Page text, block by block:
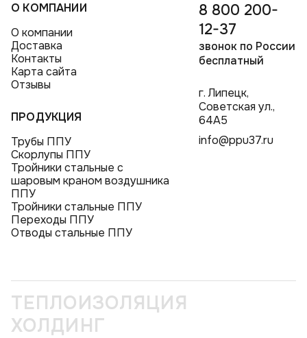
О КОМПАНИИ
О компании
Доставка
Контакты
Карта сайта
Отзывы
ПРОДУКЦИЯ
Трубы ППУ
Скорлупы ППУ
Тройники стальные с
шаровым краном воздушника
ППУ
Тройники стальные ППУ
Переходы ППУ
Отводы стальные ППУ
8 800 200-
12-37
звонок по России
бесплатный
г. Липецк,
Советская ул.,
64А5
info@ppu37.ru
ТЕПЛОИЗОЛЯЦИЯ
ХОЛДИНГ